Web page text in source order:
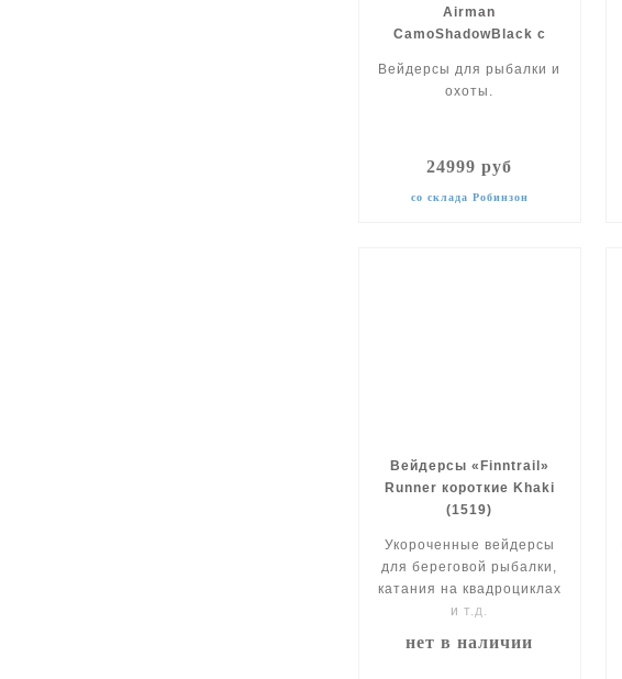
Airman
CamoShadowBlack с
Вейдерсы для рыбалки и
охоты.
24999 руб
со склада Робинзон
Вейдерсы «Finntrail»
Runner короткие Khaki
(1519)
Укороченные вейдерсы
для береговой рыбалки,
катания на квадроциклах
и т.д.
нет в наличии